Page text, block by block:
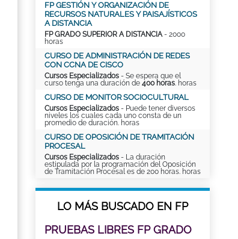
FP GESTIÓN Y ORGANIZACIÓN DE
RECURSOS NATURALES Y PAISAJÍSTICOS
A DISTANCIA
FP GRADO SUPERIOR A DISTANCIA- 2000
horas
CURSO DE ADMINISTRACIÓN DE REDES
CON CCNA DE CISCO
Cursos Especializados - Se espera que el
curso tenga una duración de 400 horas. horas
CURSO DE MONITOR SOCIOCULTURAL
Cursos Especializados - Puede tener diversos
niveles los cuales cada uno consta de un
promedio de duración. horas
CURSO DE OPOSICIÓN DE TRAMITACIÓN
PROCESAL
Cursos Especializados - La duración
estipulada por la programación del Oposición
de Tramitación Procesal es de 200 horas. horas
LO MÁS BUSCADO EN FP
PRUEBAS LIBRES FP GRADO